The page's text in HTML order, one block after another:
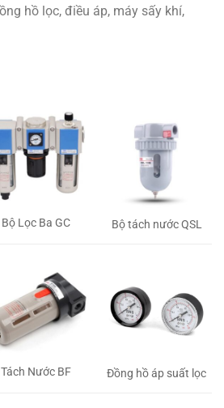
hồ lọc, điều áp, máy sấy khí,
Bộ Lọc Ba GC Bộ tách nước QSL
Tách Nước BF Đồng hồ áp suất lọc